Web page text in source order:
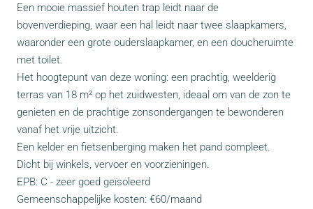
Een mooie massief houten trap leidt naar de
bovenverdieping, waar een hal leidt naar twee slaapkamers,
waaronder een grote ouderslaapkamer, en een doucheruimte
met toilet.
Het hoogtepunt van deze woning: een prachtig, weelderig
terras van 18 m² op het zuidwesten, ideaal om van de zon te
genieten en de prachtige zonsondergangen te bewonderen
vanaf het vrije uitzicht.
Een kelder en fietsenberging maken het pand compleet.
Dicht bij winkels, vervoer en voorzieningen.
EPB: C - zeer goed geïsoleerd
Gemeenschappelijke kosten: €60/maand